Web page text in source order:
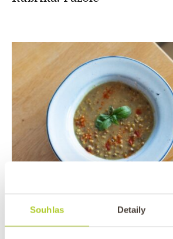
Souhlas Detaily
POLÉVKY / FAZOLE RECEPTY